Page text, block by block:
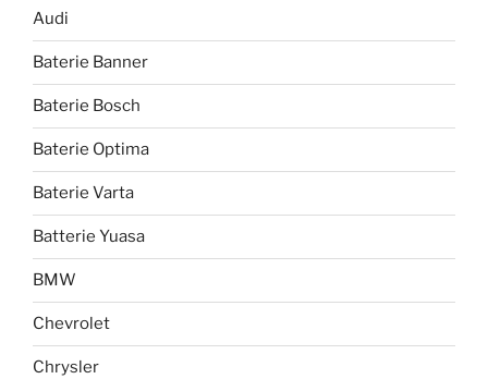
Audi
Baterie Banner
Baterie Bosch
Baterie Optima
Baterie Varta
Batterie Yuasa
BMW
Chevrolet
Chrysler